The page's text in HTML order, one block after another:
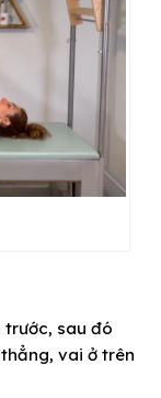
trước, sau đó
vai ở trên